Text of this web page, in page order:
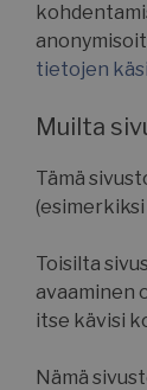
tietojen
Muilta
Tämä
Toisilta
avaaminen
itse kävisi
Nämä